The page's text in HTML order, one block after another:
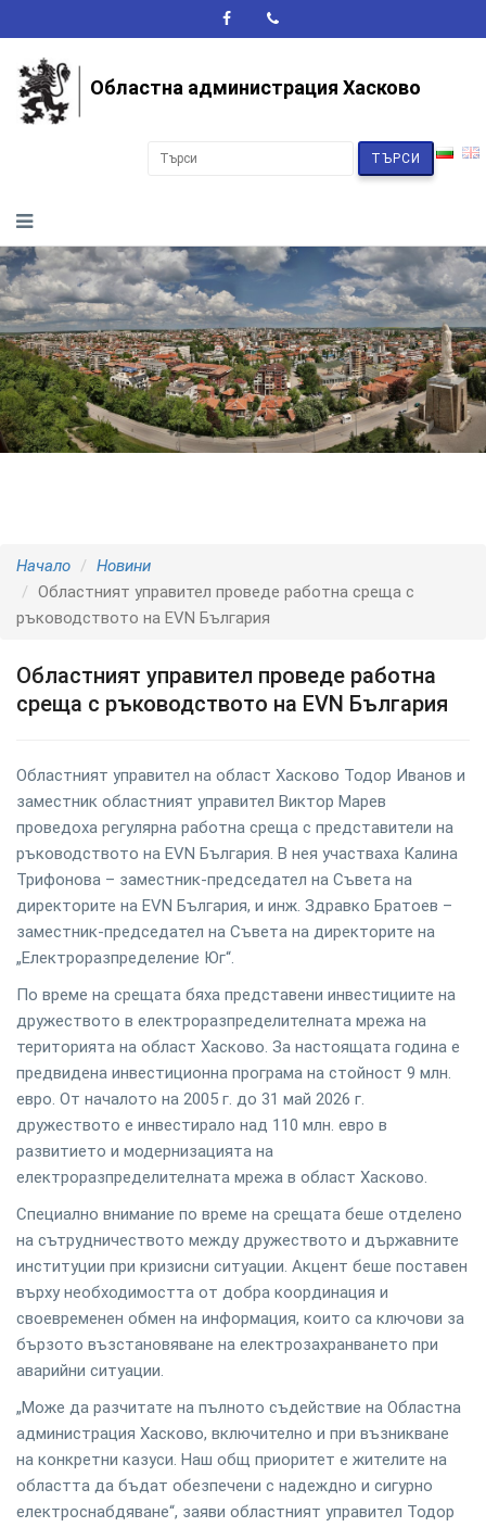
Областна администрация Хасково
ТЪРСИ
Начало
Новини
Областният управител проведе работна среща с
ръководството на EVN България
Областният управител проведе работна
среща с ръководството на EVN България
Областният управител на област Хасково Тодор Иванов и
заместник областният управител Виктор Марев
проведоха регулярна работна среща с представители на
ръководството на EVN България. В нея участваха Калина
Трифонова – заместник-председател на Съвета на
директорите на EVN България, и инж. Здравко Братоев –
заместник-председател на Съвета на директорите на
„Електроразпределение Юг“.
По време на срещата бяха представени инвестициите на
дружеството в електроразпределителната мрежа на
територията на област Хасково. За настоящата година е
предвидена инвестиционна програма на стойност 9 млн.
евро. От началото на 2005 г. до 31 май 2026 г.
дружеството е инвестирало над 110 млн. евро в
развитието и модернизацията на
електроразпределителната мрежа в област Хасково.
Специално внимание по време на срещата беше отделено
на сътрудничеството между дружеството и държавните
институции при кризисни ситуации. Акцент беше поставен
върху необходимостта от добра координация и
своевременен обмен на информация, които са ключови за
бързото възстановяване на електрозахранването при
аварийни ситуации.
„Може да разчитате на пълното съдействие на Областна
администрация Хасково, включително и при възникване
на конкретни казуси. Наш общ приоритет е жителите на
областта да бъдат обезпечени с надеждно и сигурно
електроснабдяване“, заяви областният управител Тодор